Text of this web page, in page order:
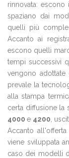
rinnovata:
spaziano dai
quelli più
Accanto ai
escono quelli
tempi successivi
vengono
prevale la
alla stampa
certa diffusione la
4000 e 4200 ,
Accanto
viene sviluppata
caso dei modelli